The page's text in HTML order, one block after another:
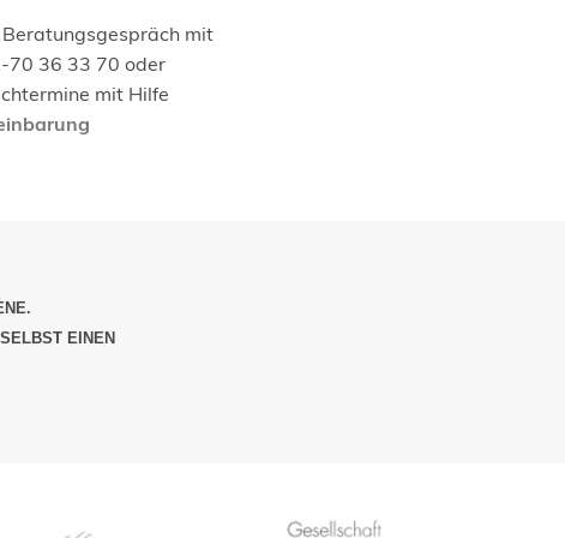
mit
70 36 33 70 oder
mit Hilfe
EINEN